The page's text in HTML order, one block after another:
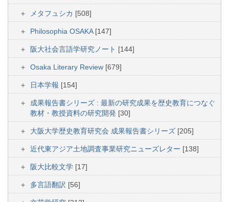
メタフュシカ [508]
Philosophia OSAKA [147]
阪大社会言語学研究ノート [144]
Osaka Literary Review [679]
日本学報 [154]
成果報告書シリーズ : 最新の研究成果を歴史教育につなぐ
教材・教授資料の研究開発 [30]
大阪大学歴史教育研究会 成果報告書シリーズ [205]
近代東アジア土地調査事業研究ニューズレター [138]
阪大比較文学 [17]
多言語翻訳 [56]